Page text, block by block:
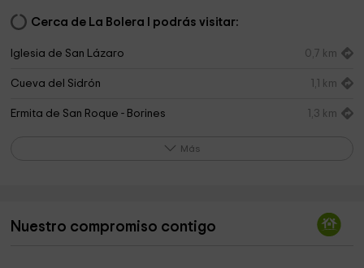
Cerca de La Bolera I podrás visitar:
Iglesia de San Lázaro 0,7 km
Cueva del Sidrón 1,1 km
Ermita de San Roque - Borines 1,3 km
Chorrón waterfall - Villamayor 4,7 km
Más
Nuestro compromiso contigo